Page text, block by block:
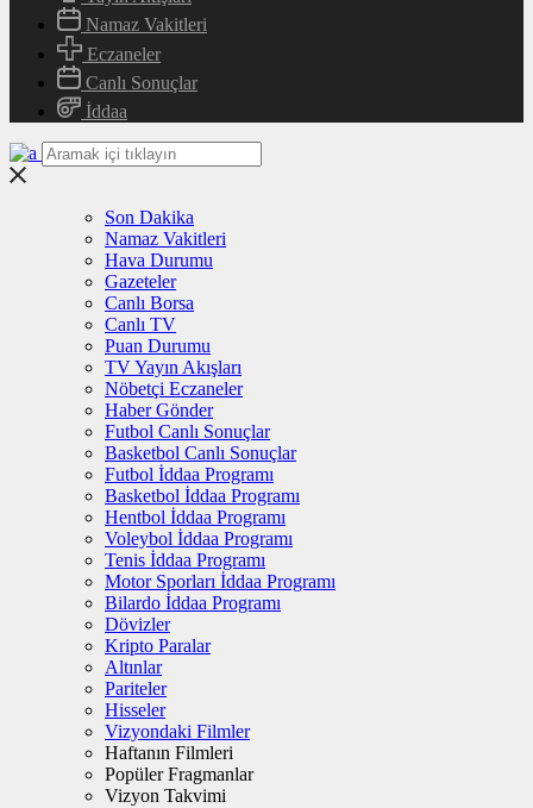
Namaz Vakitleri
Eczaneler
Canlı Sonuçlar
İddaa
Son Dakika
Namaz Vakitleri
Hava Durumu
Gazeteler
Canlı Borsa
Canlı TV
Puan Durumu
TV Yayın Akışları
Nöbetçi Eczaneler
Haber Gönder
Futbol Canlı Sonuçlar
Basketbol Canlı Sonuçlar
Futbol İddaa Programı
Basketbol İddaa Programı
Hentbol İddaa Programı
Voleybol İddaa Programı
Tenis İddaa Programı
Motor Sporları İddaa Programı
Bilardo İddaa Programı
Dövizler
Kripto Paralar
Altınlar
Pariteler
Hisseler
Vizyondaki Filmler
Haftanın Filmleri
Popüler Fragmanlar
Vizyon Takvimi